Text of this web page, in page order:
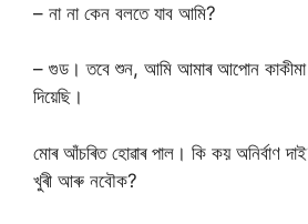
– না না কেন বলতে যাব আমি?
– গুড। তবে শুন, আমি আমাৰ আপোন
দিয়েছি।
মোৰ আঁচৰিত হোৱাৰ পাল। কি কয় অনিৰ্বাণ
খুৰী আৰু নবৌক?